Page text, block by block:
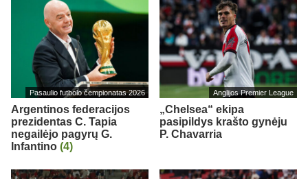
Pasaulio futbolo čempionatas 2026
Argentinos federacijos
prezidentas C. Tapia
negailėjo pagyrų G.
Infantino (4)
Anglijos Premier League
„Chelsea“ ekipa
pasipildys krašto gynėju
P. Chavarria